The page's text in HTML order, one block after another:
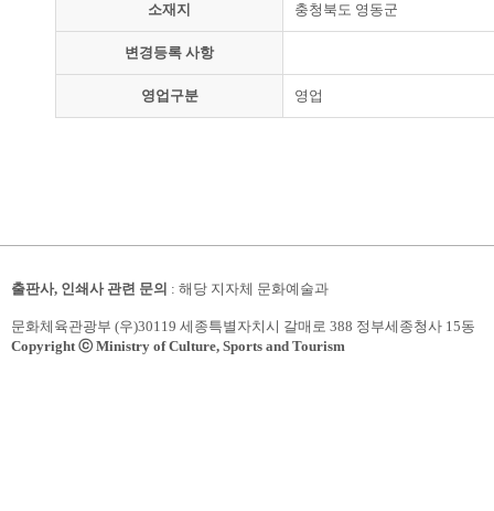
소재지 충청북도 영동군
변경등록 사항
영업구분 영업
출판사, 인쇄사 관련 문의 : 해당 지자체 문화예술과
문화체육관광부 (우)30119 세종특별자치시 갈매로 388 정부세종청사 15동
Copyright ⓒ Ministry of Culture, Sports and Tourism